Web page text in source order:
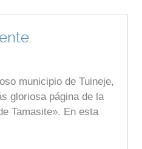
municipio de Tuineje,
gloriosa página de la
Tamasite». En esta